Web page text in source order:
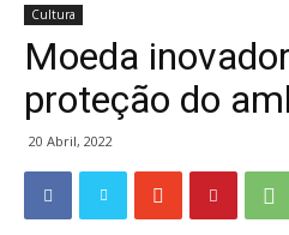
Cultura
Moeda
proteção do
20 Abril, 2022